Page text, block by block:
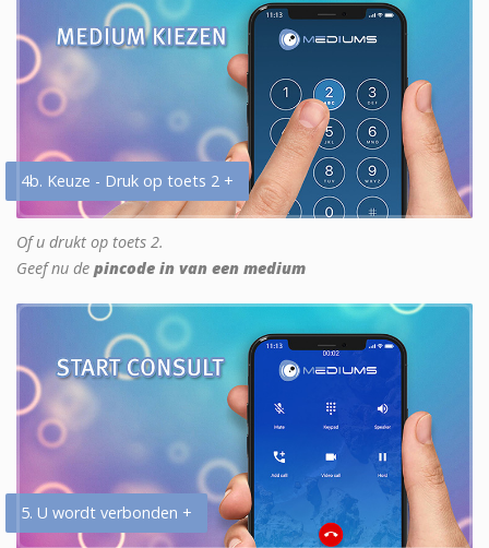
4b. Keuze - Druk op toets 2 +
Of u drukt op toets 2.
Geef nu de pincode in van een medium
5. U wordt verbonden +